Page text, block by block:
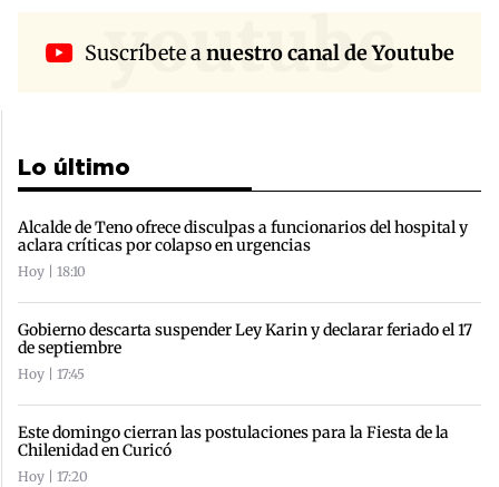
youtube
Suscríbete anuestro canal de Youtube
Lo último
Alcalde de Teno ofrece disculpas a funcionarios del hospital y
aclara críticas por colapso en urgencias
Hoy | 18:10
Gobierno descarta suspender Ley Karin y declarar feriado el 17
de septiembre
Hoy | 17:45
Este domingo cierran las postulaciones para la Fiesta de la
Chilenidad en Curicó
Hoy | 17:20